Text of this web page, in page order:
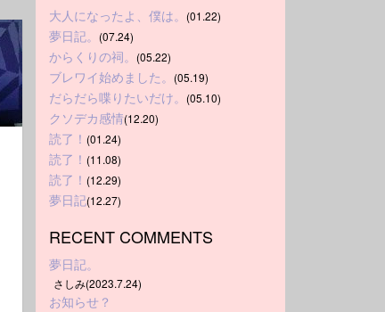
大人になったよ、僕は。 (01.22)
夢日記。 (07.24)
からくりの祠。 (05.22)
ブレワイ始めました。 (05.19)
だらだら喋りたいだけ。 (05.10)
クソデカ感情(12.20)
読了！ (01.24)
読了！ (11.08)
読了！ (12.29)
夢日記(12.27)
RECENT COMMENTS
夢日記。
さしみ(2023.7.24)
お知らせ？